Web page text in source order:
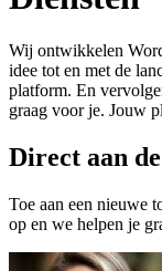
Wij ontwikkelen
idee tot en met de
platform. En
graag voor je. Jouw
Direct aan
Toe aan een nieuwe
op en we helpen je